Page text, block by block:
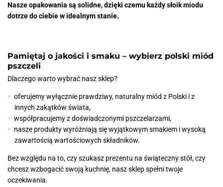
Nasze opakowania są solidne, dzięki czemu każdy słoik miodu
dotrze do ciebie w idealnym stanie.
Pamiętaj o jakości i smaku – wybierz polski miód
pszczeli
Dlaczego warto wybrać nasz sklep?
oferujemy wyłącznie prawdziwy, naturalny miód z Polski i z
innych zakątków świata,
współpracujemy z doświadczonymi pszczelarzami,
nasze produkty wyróżniają się wyjątkowym smakiem i wysoką
zawartością wartościowych składników.
Bez względu na to, czy szukasz prezentu na świąteczny stół, czy
chcesz wzbogacić swoją kuchnię, nasz sklep spełni twoje
oczekiwania.